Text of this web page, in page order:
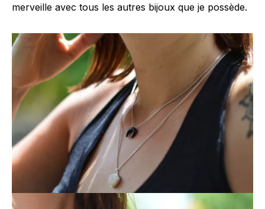
merveille avec tous les autres bijoux que je possède.